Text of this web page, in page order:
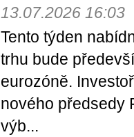
13.07.2026 16:03
Tento týden
trhu bude
eurozóně.
nového předsedy
výb...